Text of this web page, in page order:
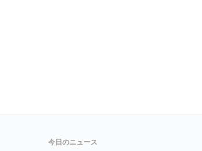
今日のニュース